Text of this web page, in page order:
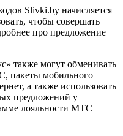
Slivki.by начисляется
чтобы совершать
про предложение
также могут обменивать
пакеты мобильного
а также использовать
предложений у
лояльности МТС